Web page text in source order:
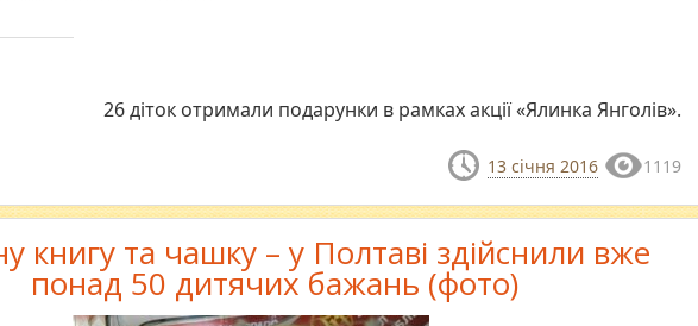
26 діток отримали подарунки в рамках акції «Ялинка Янголів».
13 січня 2016 1119
книгу та чашку – у Полтаві здійснили вже
понад 50 дитячих бажань (фото)